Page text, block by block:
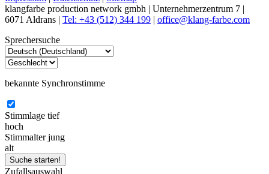
klangfarbe production network gmbh | Unternehmerzentrum 7 |
6071 Aldrans | Tel: +43 (512) 344 199 | office@klang-farbe.com
Sprechersuche
bekannte Synchronstimme
Stimmlage tief
hoch
Stimmalter jung
alt
Zufallsauswahl